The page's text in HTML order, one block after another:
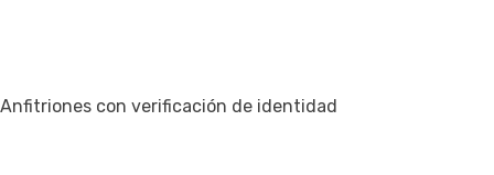
Anfitriones con verificación de identidad